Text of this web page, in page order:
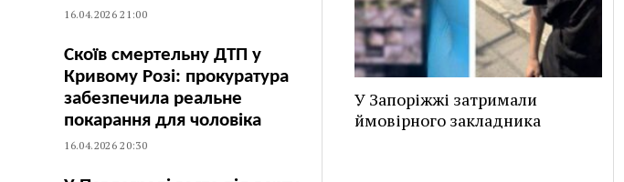
16.04.2026 21:00
Скоїв смертельну ДТП у
Кривому Розі: прокуратура
забезпечила реальне
покарання для чоловіка
16.04.2026 20:30
У Запоріжжі затримали
ймовірного закладника